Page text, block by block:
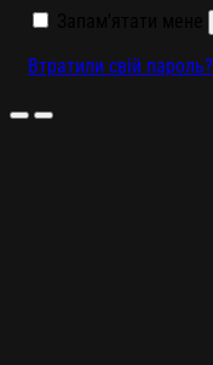
Втратили свій пароль?